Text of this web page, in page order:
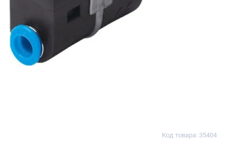
Код товара: 35404